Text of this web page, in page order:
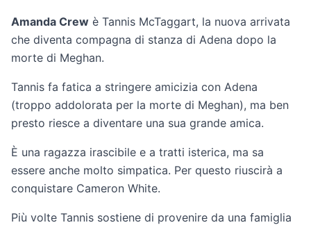
Amanda Crew è Tannis McTaggart, la nuova arrivata
che diventa compagna di stanza di Adena dopo la
morte di Meghan.
Tannis fa fatica a stringere amicizia con Adena
(troppo addolorata per la morte di Meghan), ma ben
presto riesce a diventare una sua grande amica.
È una ragazza irascibile e a tratti isterica, ma sa
essere anche molto simpatica. Per questo riuscirà a
conquistare Cameron White.
Più volte Tannis sostiene di provenire da una famiglia